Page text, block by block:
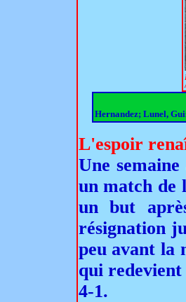
Hernandez; Lunel,
L'espoir
Une
un match de
un but
résignation
peu avant la
qui
4-1.